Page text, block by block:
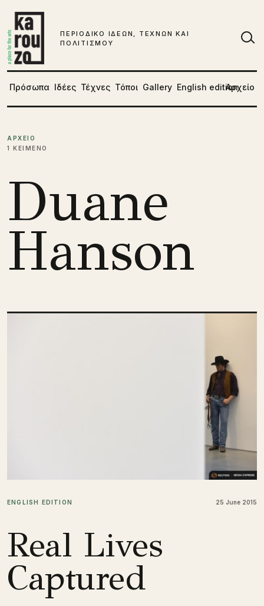
ΠΕΡΙΟΔΙΚΟ ΙΔΕΩΝ, ΤΕΧΝΩΝ ΚΑΙ
ΠΟΛΙΤΙΣΜΟΥ
Πρόσωπα Ιδέες Τέχνες Τόποι Gallery English editionΑρχείο
ΑΡΧΕΙΟ
1 ΚΕΙΜΕΝΟ
Duane
Hanson
ENGLISH EDITION 25 June 2015
Real Lives
Captured